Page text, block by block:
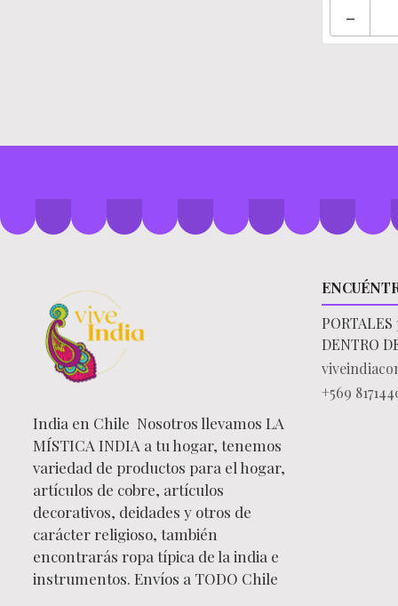
-
India en Chile Nosotros llevamos LA
MÍSTICA INDIA a tu hogar, tenemos
variedad de productos para el hogar,
artículos de cobre, artículos
decorativos, deidades y otros de
carácter religioso, también
encontrarás ropa típica de la india e
instrumentos. Envíos a TODO Chile
DENTRO
+569